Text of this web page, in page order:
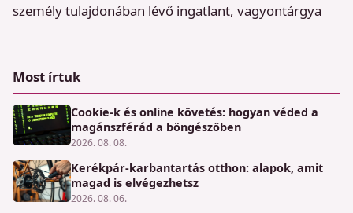
személy tulajdonában lévő ingatlant, vagyontárgya
Most írtuk
Cookie-k és online követés: hogyan véded a
magánszférád a böngészőben
2026. 08. 08.
Kerékpár-karbantartás otthon: alapok, amit
magad is elvégezhetsz
2026. 08. 06.